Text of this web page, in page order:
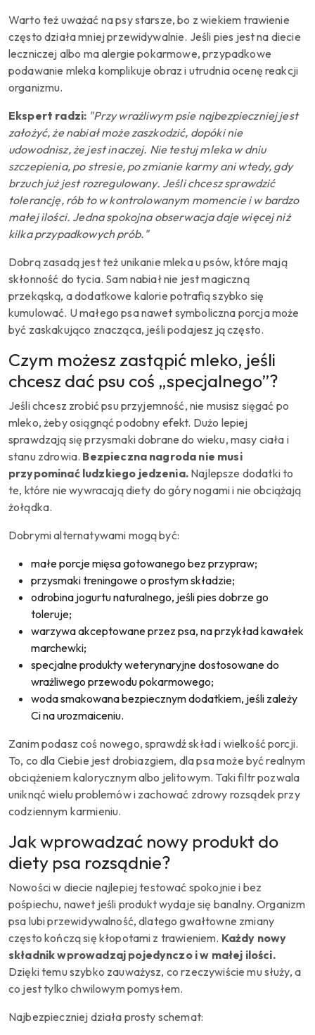
Warto też uważać na psy starsze, bo z wiekiem trawienie
często działa mniej przewidywalnie. Jeśli pies jest na diecie
leczniczej albo ma alergie pokarmowe, przypadkowe
podawanie mleka komplikuje obraz i utrudnia ocenę reakcji
organizmu.
Ekspert radzi: "Przy wrażliwym psie najbezpieczniej jest
założyć, że nabiał może zaszkodzić, dopóki nie
udowodnisz, że jest inaczej. Nie testuj mleka w dniu
szczepienia, po stresie, po zmianie karmy ani wtedy, gdy
brzuch już jest rozregulowany. Jeśli chcesz sprawdzić
tolerancję, rób to w kontrolowanym momencie i w bardzo
małej ilości. Jedna spokojna obserwacja daje więcej niż
kilka przypadkowych prób."
Dobrą zasadą jest też unikanie mleka u psów, które mają
skłonność do tycia. Sam nabiał nie jest magiczną
przekąską, a dodatkowe kalorie potrafią szybko się
kumulować. U małego psa nawet symboliczna porcja może
być zaskakująco znacząca, jeśli podajesz ją często.
Czym możesz zastąpić mleko, jeśli
chcesz dać psu coś „specjalnego”?
Jeśli chcesz zrobić psu przyjemność, nie musisz sięgać po
mleko, żeby osiągnąć podobny efekt. Dużo lepiej
sprawdzają się przysmaki dobrane do wieku, masy ciała i
stanu zdrowia. Bezpieczna nagroda nie musi
przypominać ludzkiego jedzenia.Najlepsze dodatki to
te, które nie wywracają diety do góry nogami i nie obciążają
żołądka.
Dobrymi alternatywami mogą być:
małe porcje mięsa gotowanego bez przypraw;
przysmaki treningowe o prostym składzie;
odrobina jogurtu naturalnego, jeśli pies dobrze go
toleruje;
warzywa akceptowane przez psa, na przykład kawałek
marchewki;
specjalne produkty weterynaryjne dostosowane do
wrażliwego przewodu pokarmowego;
woda smakowana bezpiecznym dodatkiem, jeśli zależy
Ci na urozmaiceniu.
Zanim podasz coś nowego, sprawdź skład i wielkość porcji.
To, co dla Ciebie jest drobiazgiem, dla psa może być realnym
obciążeniem kalorycznym albo jelitowym. Taki filtr pozwala
uniknąć wielu problemów i zachować zdrowy rozsądek przy
codziennym karmieniu.
Jak wprowadzać nowy produkt do
diety psa rozsądnie?
Nowości w diecie najlepiej testować spokojnie i bez
pośpiechu, nawet jeśli produkt wydaje się banalny. Organizm
psa lubi przewidywalność, dlatego gwałtowne zmiany
często kończą się kłopotami z trawieniem. Każdy nowy
składnik wprowadzaj pojedynczo i w małej ilości.
Dzięki temu szybko zauważysz, co rzeczywiście mu służy, a
co jest tylko chwilowym pomysłem.
Najbezpieczniej działa prosty schemat: